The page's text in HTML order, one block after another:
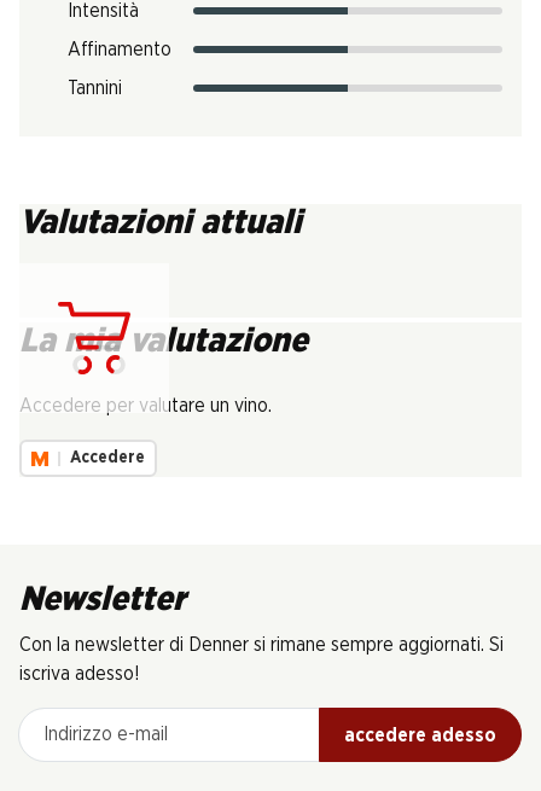
Intensità
Affinamento
Tannini
Valutazioni attuali
La mia valutazione
Accedere per valutare un vino.
Accedere
Newsletter
Con la newsletter di Denner si rimane sempre aggiornati. Si
iscriva adesso!
Indirizzo e-mail
accedere adesso